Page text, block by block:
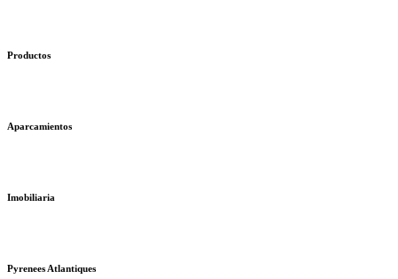
Productos
Aparcamientos
Imobiliaria
Pyrenees Atlantiques